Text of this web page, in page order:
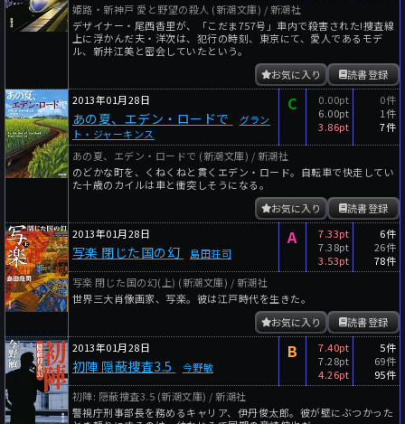
姫路・新神戸 愛と野望の殺人 (新潮文庫) / 新潮社
デザイナー・尾西香里が、「こだま757号」車内で殺害された!捜査線
上に浮かんだ夫・洋次は、犯行の時刻、東京にて、愛人であるモデ
ル、新井江美と密会していたという。
読書登録
お気に入り
2013年01月28日
あの夏、エデン・ロードで
グラン
ト・ジャーキンス
C
0.00pt
6.00pt
3.86pt
0件
1件
7件
あの夏、エデン・ロードで (新潮文庫) / 新潮社
のどかな町を、くねくねと貫くエデン・ロード。自転車で快走してい
た十歳のカイルは車と衝突しそうになる。
読書登録
お気に入り
2013年01月28日
写楽 閉じた国の幻 島田荘司
A
7.33pt
7.38pt
3.53pt
6件
26件
78件
写楽 閉じた国の幻(上) (新潮文庫) / 新潮社
世界三大肖像画家、写楽。彼は江戸時代を生きた。
読書登録
お気に入り
2013年01月28日
初陣 隠蔽捜査3.5 今野敏
B
7.40pt
7.28pt
4.26pt
5件
69件
95件
初陣: 隠蔽捜査3.5 (新潮文庫) / 新潮社
警視庁刑事部長を務めるキャリア、伊丹俊太郎。彼が壁にぶつかった